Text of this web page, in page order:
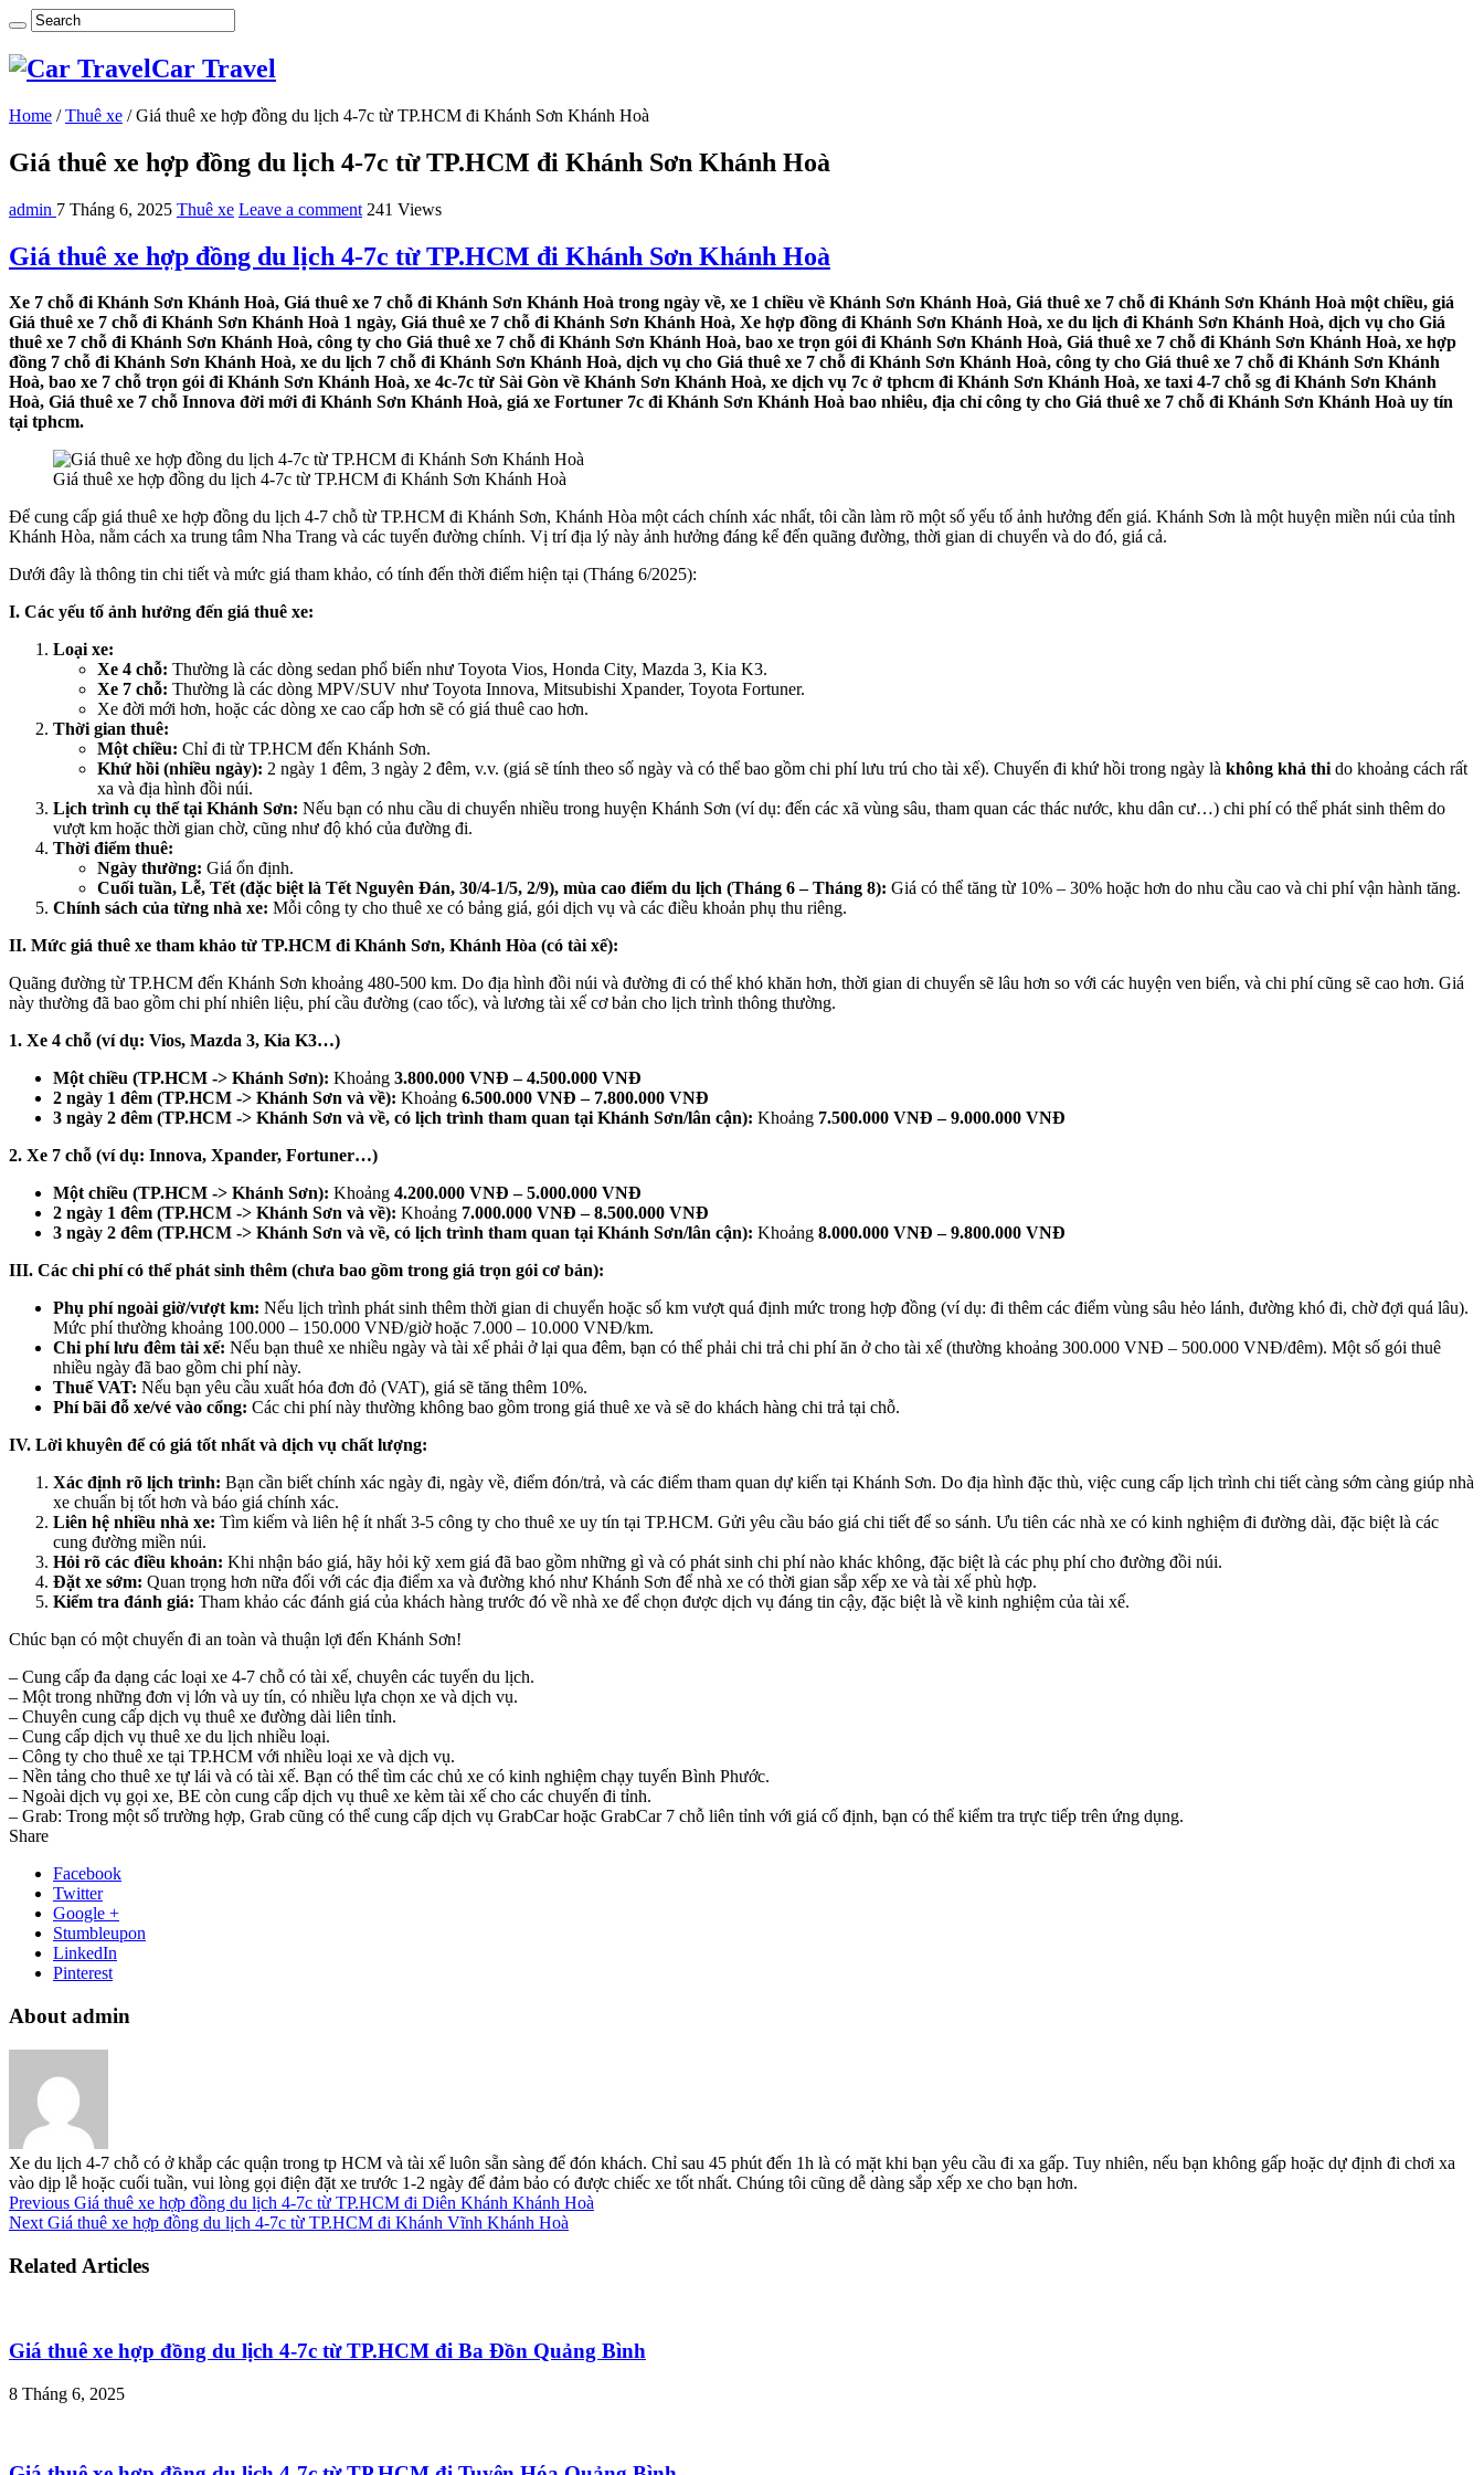
Car Travel
Home / Thuê xe / Giá thuê xe hợp đồng du lịch 4-7c từ TP.HCM đi Khánh Sơn Khánh Hoà
Giá thuê xe hợp đồng du lịch 4-7c từ TP.HCM đi Khánh Sơn Khánh Hoà
admin 7 Tháng 6, 2025 Thuê xe Leave a comment 241 Views
Giá thuê xe hợp đồng du lịch 4-7c từ TP.HCM đi Khánh Sơn Khánh Hoà
Xe 7 chỗ đi Khánh Sơn Khánh Hoà, Giá thuê xe 7 chỗ đi Khánh Sơn Khánh Hoà trong ngày về, xe 1 chiều về Khánh Sơn Khánh Hoà, Giá thuê xe 7 chỗ đi Khánh Sơn Khánh Hoà một chiều, giá
Giá thuê xe 7 chỗ đi Khánh Sơn Khánh Hoà 1 ngày, Giá thuê xe 7 chỗ đi Khánh Sơn Khánh Hoà, Xe hợp đồng đi Khánh Sơn Khánh Hoà, xe du lịch đi Khánh Sơn Khánh Hoà, dịch vụ cho Giá
thuê xe 7 chỗ đi Khánh Sơn Khánh Hoà, công ty cho Giá thuê xe 7 chỗ đi Khánh Sơn Khánh Hoà, bao xe trọn gói đi Khánh Sơn Khánh Hoà, Giá thuê xe 7 chỗ đi Khánh Sơn Khánh Hoà, xe hợp
đồng 7 chỗ đi Khánh Sơn Khánh Hoà, xe du lịch 7 chỗ đi Khánh Sơn Khánh Hoà, dịch vụ cho Giá thuê xe 7 chỗ đi Khánh Sơn Khánh Hoà, công ty cho Giá thuê xe 7 chỗ đi Khánh Sơn Khánh
Hoà, bao xe 7 chỗ trọn gói đi Khánh Sơn Khánh Hoà, xe 4c-7c từ Sài Gòn về Khánh Sơn Khánh Hoà, xe dịch vụ 7c ở tphcm đi Khánh Sơn Khánh Hoà, xe taxi 4-7 chỗ sg đi Khánh Sơn Khánh
Hoà, Giá thuê xe 7 chỗ Innova đời mới đi Khánh Sơn Khánh Hoà, giá xe Fortuner 7c đi Khánh Sơn Khánh Hoà bao nhiêu, địa chỉ công ty cho Giá thuê xe 7 chỗ đi Khánh Sơn Khánh Hoà uy tín
tại tphcm.
Giá thuê xe hợp đồng du lịch 4-7c từ TP.HCM đi Khánh Sơn Khánh Hoà
Để cung cấp giá thuê xe hợp đồng du lịch 4-7 chỗ từ TP.HCM đi Khánh Sơn, Khánh Hòa một cách chính xác nhất, tôi cần làm rõ một số yếu tố ảnh hưởng đến giá. Khánh Sơn là một huyện miền núi của tỉnh
Khánh Hòa, nằm cách xa trung tâm Nha Trang và các tuyến đường chính. Vị trí địa lý này ảnh hưởng đáng kể đến quãng đường, thời gian di chuyển và do đó, giá cả.
Dưới đây là thông tin chi tiết và mức giá tham khảo, có tính đến thời điểm hiện tại (Tháng 6/2025):
I. Các yếu tố ảnh hưởng đến giá thuê xe:
Loại xe:
Xe 4 chỗ: Thường là các dòng sedan phổ biến như Toyota Vios, Honda City, Mazda 3, Kia K3.
Xe 7 chỗ: Thường là các dòng MPV/SUV như Toyota Innova, Mitsubishi Xpander, Toyota Fortuner.
Xe đời mới hơn, hoặc các dòng xe cao cấp hơn sẽ có giá thuê cao hơn.
Thời gian thuê:
Một chiều: Chỉ đi từ TP.HCM đến Khánh Sơn.
Khứ hồi (nhiều ngày): 2 ngày 1 đêm, 3 ngày 2 đêm, v.v. (giá sẽ tính theo số ngày và có thể bao gồm chi phí lưu trú cho tài xế). Chuyến đi khứ hồi trong ngày là không khả thido khoảng cách rất
xa và địa hình đồi núi.
Lịch trình cụ thể tại Khánh Sơn: Nếu bạn có nhu cầu di chuyển nhiều trong huyện Khánh Sơn (ví dụ: đến các xã vùng sâu, tham quan các thác nước, khu dân cư…) chi phí có thể phát sinh thêm do
vượt km hoặc thời gian chờ, cũng như độ khó của đường đi.
Thời điểm thuê:
Ngày thường: Giá ổn định.
Cuối tuần, Lễ, Tết (đặc biệt là Tết Nguyên Đán, 30/4-1/5, 2/9), mùa cao điểm du lịch (Tháng 6 – Tháng 8): Giá có thể tăng từ 10% – 30% hoặc hơn do nhu cầu cao và chi phí vận hành tăng.
Chính sách của từng nhà xe: Mỗi công ty cho thuê xe có bảng giá, gói dịch vụ và các điều khoản phụ thu riêng.
II. Mức giá thuê xe tham khảo từ TP.HCM đi Khánh Sơn, Khánh Hòa (có tài xế):
Quãng đường từ TP.HCM đến Khánh Sơn khoảng 480-500 km. Do địa hình đồi núi và đường đi có thể khó khăn hơn, thời gian di chuyển sẽ lâu hơn so với các huyện ven biển, và chi phí cũng sẽ cao hơn. Giá
này thường đã bao gồm chi phí nhiên liệu, phí cầu đường (cao tốc), và lương tài xế cơ bản cho lịch trình thông thường.
1. Xe 4 chỗ (ví dụ: Vios, Mazda 3, Kia K3…)
Một chiều (TP.HCM -> Khánh Sơn): Khoảng 3.800.000 VNĐ – 4.500.000 VNĐ
2 ngày 1 đêm (TP.HCM -> Khánh Sơn và về): Khoảng 6.500.000 VNĐ – 7.800.000 VNĐ
3 ngày 2 đêm (TP.HCM -> Khánh Sơn và về, có lịch trình tham quan tại Khánh Sơn/lân cận): Khoảng 7.500.000 VNĐ – 9.000.000 VNĐ
2. Xe 7 chỗ (ví dụ: Innova, Xpander, Fortuner…)
Một chiều (TP.HCM -> Khánh Sơn): Khoảng 4.200.000 VNĐ – 5.000.000 VNĐ
2 ngày 1 đêm (TP.HCM -> Khánh Sơn và về): Khoảng 7.000.000 VNĐ – 8.500.000 VNĐ
3 ngày 2 đêm (TP.HCM -> Khánh Sơn và về, có lịch trình tham quan tại Khánh Sơn/lân cận): Khoảng 8.000.000 VNĐ – 9.800.000 VNĐ
III. Các chi phí có thể phát sinh thêm (chưa bao gồm trong giá trọn gói cơ bản):
Phụ phí ngoài giờ/vượt km: Nếu lịch trình phát sinh thêm thời gian di chuyển hoặc số km vượt quá định mức trong hợp đồng (ví dụ: đi thêm các điểm vùng sâu hẻo lánh, đường khó đi, chờ đợi quá lâu).
Mức phí thường khoảng 100.000 – 150.000 VNĐ/giờ hoặc 7.000 – 10.000 VNĐ/km.
Chi phí lưu đêm tài xế: Nếu bạn thuê xe nhiều ngày và tài xế phải ở lại qua đêm, bạn có thể phải chi trả chi phí ăn ở cho tài xế (thường khoảng 300.000 VNĐ – 500.000 VNĐ/đêm). Một số gói thuê
nhiều ngày đã bao gồm chi phí này.
Thuế VAT: Nếu bạn yêu cầu xuất hóa đơn đỏ (VAT), giá sẽ tăng thêm 10%.
Phí bãi đỗ xe/vé vào cổng: Các chi phí này thường không bao gồm trong giá thuê xe và sẽ do khách hàng chi trả tại chỗ.
IV. Lời khuyên để có giá tốt nhất và dịch vụ chất lượng:
Xác định rõ lịch trình: Bạn cần biết chính xác ngày đi, ngày về, điểm đón/trả, và các điểm tham quan dự kiến tại Khánh Sơn. Do địa hình đặc thù, việc cung cấp lịch trình chi tiết càng sớm càng giúp nhà
xe chuẩn bị tốt hơn và báo giá chính xác.
Liên hệ nhiều nhà xe: Tìm kiếm và liên hệ ít nhất 3-5 công ty cho thuê xe uy tín tại TP.HCM. Gửi yêu cầu báo giá chi tiết để so sánh. Ưu tiên các nhà xe có kinh nghiệm đi đường dài, đặc biệt là các
cung đường miền núi.
Hỏi rõ các điều khoản: Khi nhận báo giá, hãy hỏi kỹ xem giá đã bao gồm những gì và có phát sinh chi phí nào khác không, đặc biệt là các phụ phí cho đường đồi núi.
Đặt xe sớm: Quan trọng hơn nữa đối với các địa điểm xa và đường khó như Khánh Sơn để nhà xe có thời gian sắp xếp xe và tài xế phù hợp.
Kiểm tra đánh giá: Tham khảo các đánh giá của khách hàng trước đó về nhà xe để chọn được dịch vụ đáng tin cậy, đặc biệt là về kinh nghiệm của tài xế.
Chúc bạn có một chuyến đi an toàn và thuận lợi đến Khánh Sơn!
– Cung cấp đa dạng các loại xe 4-7 chỗ có tài xế, chuyên các tuyến du lịch.
– Một trong những đơn vị lớn và uy tín, có nhiều lựa chọn xe và dịch vụ.
– Chuyên cung cấp dịch vụ thuê xe đường dài liên tỉnh.
– Cung cấp dịch vụ thuê xe du lịch nhiều loại.
– Công ty cho thuê xe tại TP.HCM với nhiều loại xe và dịch vụ.
– Nền tảng cho thuê xe tự lái và có tài xế. Bạn có thể tìm các chủ xe có kinh nghiệm chạy tuyến Bình Phước.
– Ngoài dịch vụ gọi xe, BE còn cung cấp dịch vụ thuê xe kèm tài xế cho các chuyến đi tỉnh.
– Grab: Trong một số trường hợp, Grab cũng có thể cung cấp dịch vụ GrabCar hoặc GrabCar 7 chỗ liên tỉnh với giá cố định, bạn có thể kiểm tra trực tiếp trên ứng dụng.
Share
Facebook
Twitter
Google +
Stumbleupon
LinkedIn
Pinterest
About admin
Xe du lịch 4-7 chỗ có ở khắp các quận trong tp HCM và tài xế luôn sẵn sàng để đón khách. Chỉ sau 45 phút đến 1h là có mặt khi bạn yêu cầu đi xa gấp. Tuy nhiên, nếu bạn không gấp hoặc dự định đi chơi xa
vào dịp lễ hoặc cuối tuần, vui lòng gọi điện đặt xe trước 1-2 ngày để đảm bảo có được chiếc xe tốt nhất. Chúng tôi cũng dễ dàng sắp xếp xe cho bạn hơn.
Previous Giá thuê xe hợp đồng du lịch 4-7c từ TP.HCM đi Diên Khánh Khánh Hoà
Next Giá thuê xe hợp đồng du lịch 4-7c từ TP.HCM đi Khánh Vĩnh Khánh Hoà
Related Articles
Giá thuê xe hợp đồng du lịch 4-7c từ TP.HCM đi Ba Đồn Quảng Bình
8 Tháng 6, 2025